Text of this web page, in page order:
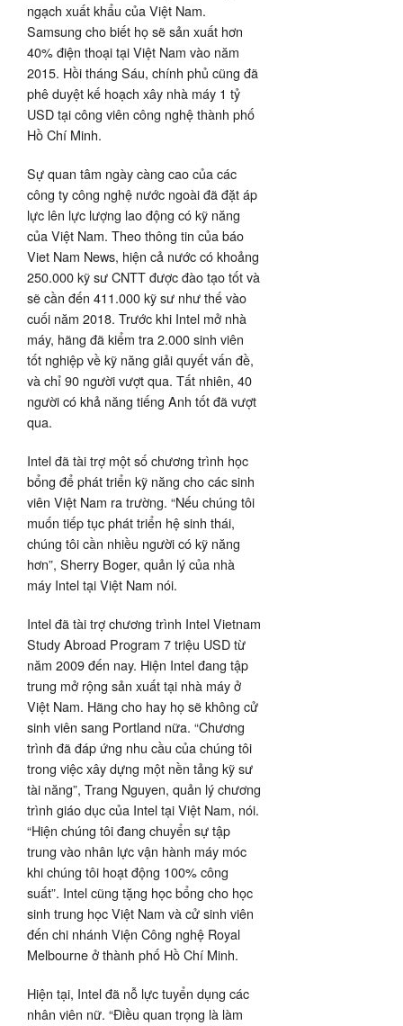
ngạch xuất khẩu của Việt Nam.
Samsung cho biết họ sẽ sản xuất hơn
40% điện thoại tại Việt Nam vào năm
2015. Hồi tháng Sáu, chính phủ cũng đã
phê duyệt kế hoạch xây nhà máy 1 tỷ
USD tại công viên công nghệ thành phố
Hồ Chí Minh.
Sự quan tâm ngày càng cao của các
công ty công nghệ nước ngoài đã đặt áp
lực lên lực lượng lao động có kỹ năng
của Việt Nam. Theo thông tin của báo
Viet Nam News, hiện cả nước có khoảng
250.000 kỹ sư CNTT được đào tạo tốt và
sẽ cần đến 411.000 kỹ sư như thế vào
cuối năm 2018. Trước khi Intel mở nhà
máy, hãng đã kiểm tra 2.000 sinh viên
tốt nghiệp về kỹ năng giải quyết vấn đề,
và chỉ 90 người vượt qua. Tất nhiên, 40
người có khả năng tiếng Anh tốt đã vượt
qua.
Intel đã tài trợ một số chương trình học
bổng để phát triển kỹ năng cho các sinh
viên Việt Nam ra trường. “Nếu chúng tôi
muốn tiếp tục phát triển hệ sinh thái,
chúng tôi cần nhiều người có kỹ năng
hơn”, Sherry Boger, quản lý của nhà
máy Intel tại Việt Nam nói.
Intel đã tài trợ chương trình Intel Vietnam
Study Abroad Program 7 triệu USD từ
năm 2009 đến nay. Hiện Intel đang tập
trung mở rộng sản xuất tại nhà máy ở
Việt Nam. Hãng cho hay họ sẽ không cử
sinh viên sang Portland nữa. “Chương
trình đã đáp ứng nhu cầu của chúng tôi
trong việc xây dựng một nền tảng kỹ sư
tài năng”, Trang Nguyen, quản lý chương
trình giáo dục của Intel tại Việt Nam, nói.
“Hiện chúng tôi đang chuyển sự tập
trung vào nhân lực vận hành máy móc
khi chúng tôi hoạt động 100% công
suất”. Intel cũng tặng học bổng cho học
sinh trung học Việt Nam và cử sinh viên
đến chi nhánh Viện Công nghệ Royal
Melbourne ở thành phố Hồ Chí Minh.
Hiện tại, Intel đã nỗ lực tuyển dụng các
nhân viên nữ. “Điều quan trọng là làm